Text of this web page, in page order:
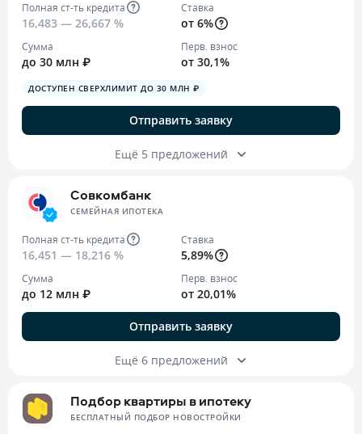
Полная ст-ть кредита
16,483 — 26,667 %
Ставка
от 6%
Сумма
до 30 млн ₽
Перв. взнос
от 30,1%
ДОСТУПЕН СВЕРХЛИМИТ ДО 30 МЛН ₽
Отправить заявку
Ещё 5 предложений
Совкомбанк
СЕМЕЙНАЯ ИПОТЕКА
Полная ст-ть кредита
16,451 — 18,216 %
Ставка
5,89%
Сумма
до 12 млн ₽
Перв. взнос
от 20,01%
Отправить заявку
Ещё 6 предложений
Подбор квартиры в ипотеку
БЕСПЛАТНЫЙ ПОДБОР НОВОСТРОЙКИ